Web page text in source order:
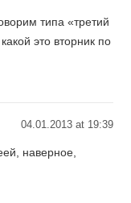
типа «третий
это вторник по
04.01.2013 at 19:39
наверное,